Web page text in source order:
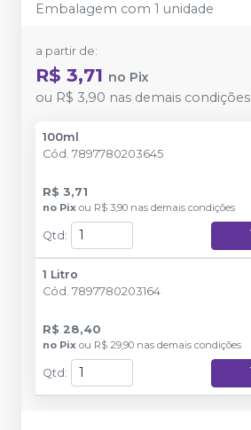
Embalagem com 1 unidade
a partir de:
R$ 3,71 no Pix
ou R$ 3,90 nas demais condições
100ml
Cód. 7897780203645
R$ 3,71
no Pix ou R$ 3,90 nas demais condições
Qtd :
1 Litro
Cód. 7897780203164
R$ 28,40
no Pix ou R$ 29,90 nas demais condições
Qtd :